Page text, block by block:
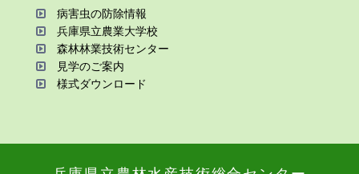
病害⾍の防除情報
兵庫県⽴農業⼤学校
森林林業技術センター
⾒学のご案内
様式ダウンロード